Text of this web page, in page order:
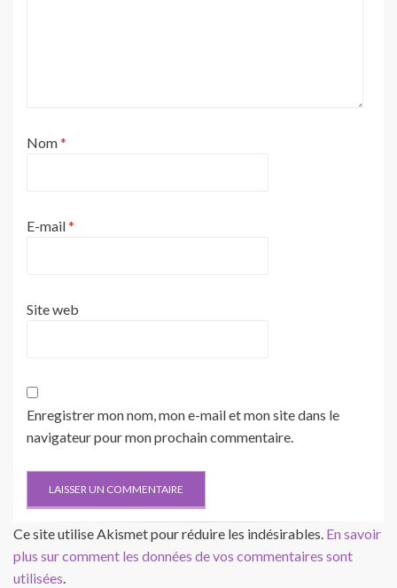
Nom*
E-mail*
Site web
Enregistrer mon nom, mon e-mail et mon site dans le
navigateur pour mon prochain commentaire.
Ce site utilise Akismet pour réduire les indésirables. En savoir
plus sur comment les données de vos commentaires sont
utilisées.